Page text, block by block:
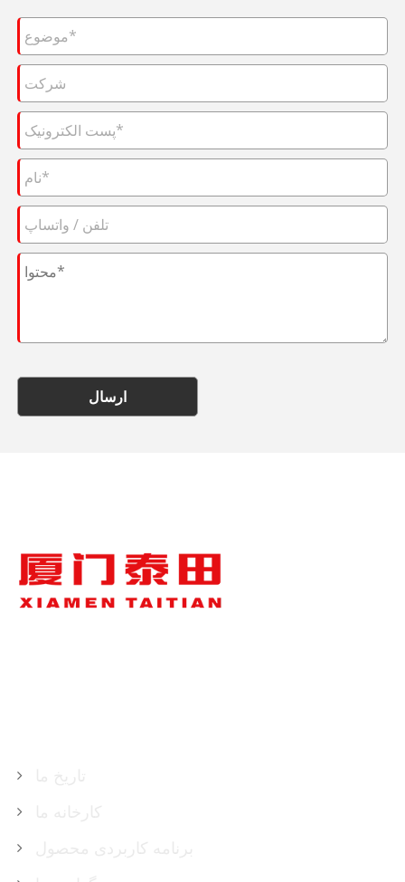
ارسال
تاریخ ما
کارخانه ما
برنامه کاربردی محصول